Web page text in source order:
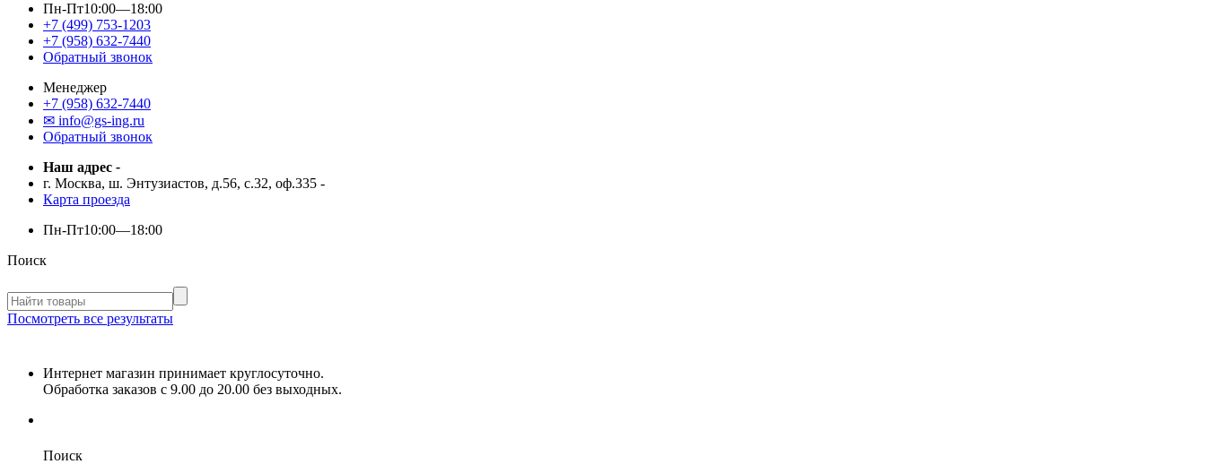
Пн-Пт10:00—18:00
+7 (499) 753-1203
+7 (958) 632-7440
Обратный звонок
Менеджер
+7 (958) 632-7440
✉ info@gs-ing.ru
Обратный звонок
Наш адрес -
г. Москва, ш. Энтузиастов, д.56, с.32, оф.335 -
Карта проезда
Пн-Пт10:00—18:00
Поиск
Посмотреть все результаты
Интернет магазин принимает круглосуточно.
Обработка заказов с 9.00 до 20.00 без выходных.
Поиск